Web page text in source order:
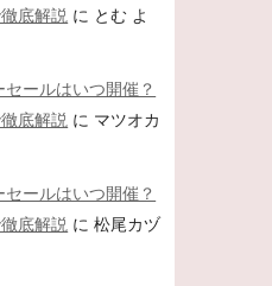
底解説 に とむ よ
セールはいつ開催？
底解説 に マツオカ
セールはいつ開催？
底解説 に松尾カヅ